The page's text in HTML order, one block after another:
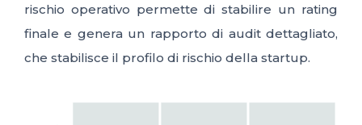
rischio operativo permette di stabilire un rating
finale e genera un rapporto di audit dettagliato,
che stabilisce il profilo di rischio della startup.